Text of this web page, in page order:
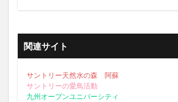
関連サイト
サントリー天然水の森 阿蘇
サントリーの愛鳥活動
九州オープンユニバーシティ